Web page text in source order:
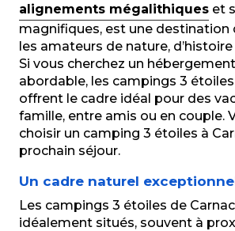
alignements mégalithiques et
magnifiques, est une destination
les amateurs de nature,
Si vous cherchez un
abordable, les campings 3
offrent le cadre idéal pour des
famille, entre amis ou en couple.
choisir un camping 3 étoiles à
prochain séjour.
Un cadre naturel
Les campings 3 étoiles de
idéalement situés, souvent à